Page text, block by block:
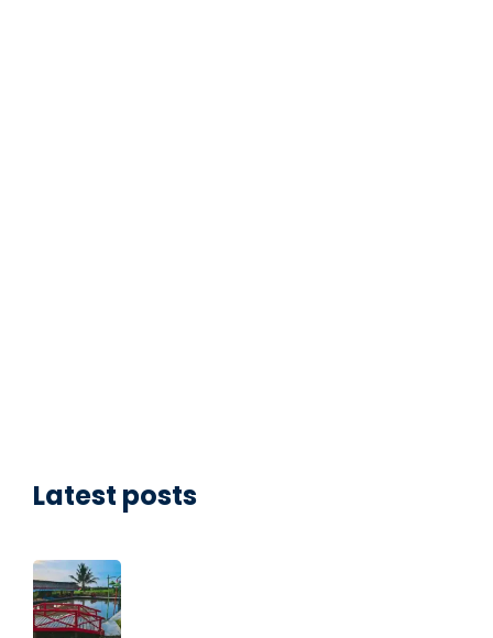
Latest posts